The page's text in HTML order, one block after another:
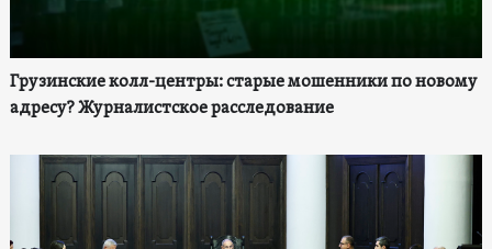
Грузинские колл-центры: старые мошенники по новому
адресу? Журналистское расследование